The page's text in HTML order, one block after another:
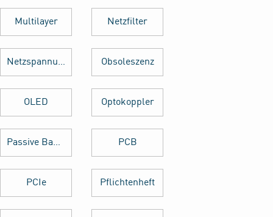
Multilayer Netzfilter
Netzspannung Obsoleszenz
OLED Optokoppler
Passive Bauelemente PCB
PCIe Pflichtenheft